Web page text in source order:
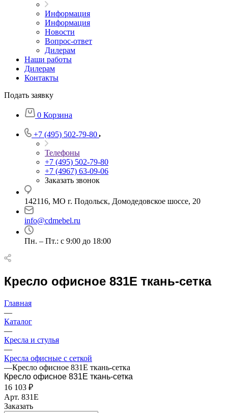
Информация
Информация
Новости
Вопрос-ответ
Дилерам
Наши работы
Дилерам
Контакты
Подать заявку
0 Корзина
+7 (495) 502-79-80
Телефоны
+7 (495) 502-79-80
+7 (4967) 63-09-06
Заказать звонок
142116, МО г. Подольск, Домодедовское шоссе, 20
info@cdmebel.ru
Пн. – Пт.: с 9:00 до 18:00
Кресло офисное 831Е ткань-сетка
Главная
—
Каталог
—
Кресла и стулья
—
Кресла офисные с сеткой
—Кресло офисное 831Е ткань-сетка
Кресло офисное 831Е ткань-сетка
16 103 ₽
Арт. 831Е
Заказать